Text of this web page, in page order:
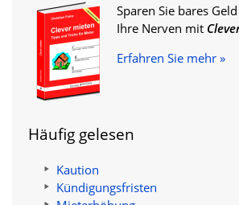
Sparen Sie bares
Ihre Nerven mit
Erfahren Sie mehr »
Häufig gelesen
Kaution
Kündigungsfristen